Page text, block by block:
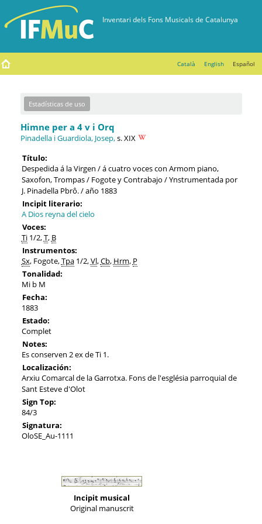
Català English Español
Estadísticas de uso
Himne per a 4 v i Orq
Pinadella i Guardiola, Josep,s. XIX
Título:
Despedida á la Virgen / á cuatro voces con Armom piano,
Saxofon, Trompas / Fogote y Contrabajo / Ynstrumentada por
J. Pinadella Pbrô. / año 1883
Incipit literario:
A Dios reyna del cielo
Voces:
Ti1/2,T, B
Instrumentos:
Sx, Fogote,Tpa1/2,Vl,Cb, Hrm, P
Tonalidad:
Mi b M
Fecha:
1883
Estado:
Complet
Notes:
Es conserven 2 ex de Ti 1.
Localización:
Arxiu Comarcal de la Garrotxa. Fons de l'església parroquial de
Sant Esteve d'Olot
Sign Top:
84/3
Signatura:
OloSE_Au-1111
Incipit musical
Original manuscrit